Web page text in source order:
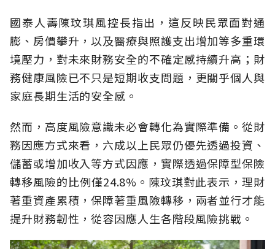
國泰人壽陳玟琪風控長指出，這反映民眾面對通
膨、房價攀升，以及醫療與照護支出增加等多重環
境壓力，對未來財務安全的不確定感持續升高；財
務健康風險已不只是短期收支問題，更關乎個人與
家庭長期生活的安全感。
然而，高度風險意識未必會轉化為實際準備。從財
務因應方式來看，六成以上民眾仍優先透過投資、
儲蓄或增加收入等方式因應，實際透過保障型保險
轉移風險的比例僅24.8%。陳玟琪對此表示，理財
著重資產累積，保障著重風險轉移，兩者並行才能
提升財務韌性，從容因應人生各階段風險挑戰。